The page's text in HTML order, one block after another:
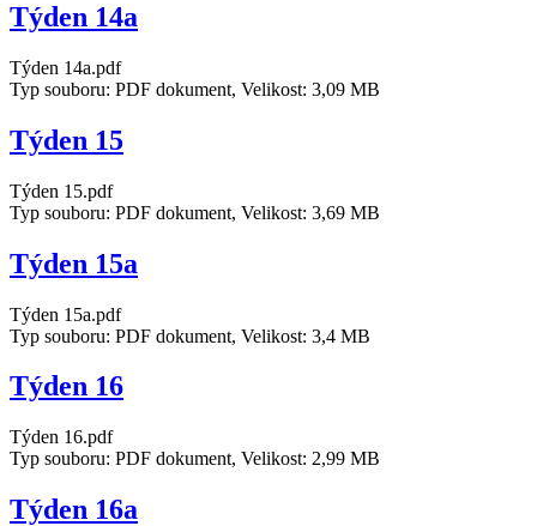
Týden 14a
Týden 14a.pdf
Typ souboru: PDF dokument, Velikost: 3,09 MB
Týden 15
Týden 15.pdf
Typ souboru: PDF dokument, Velikost: 3,69 MB
Týden 15a
Týden 15a.pdf
Typ souboru: PDF dokument, Velikost: 3,4 MB
Týden 16
Týden 16.pdf
Typ souboru: PDF dokument, Velikost: 2,99 MB
Týden 16a